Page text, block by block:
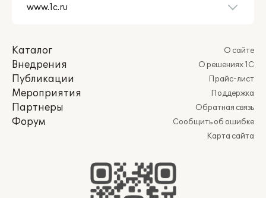
Каталог
Внедрения
Публикации
Мероприятия
Партнеры
Форум
О сайте
О решениях 1С
Прайс-лист
Поддержка
Обратная связь
Сообщить об ошибке
Карта сайта